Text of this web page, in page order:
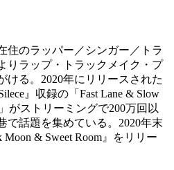
住のラッパー／シンガー／トラ
りラップ・トラックメイク・プ
ける。2020年にリリースされた
』収録の「Fast Lane & Slow
がストリーミングで200万回以
で話題を集めている。2020年末
Moon & Sweet Room』をリリー